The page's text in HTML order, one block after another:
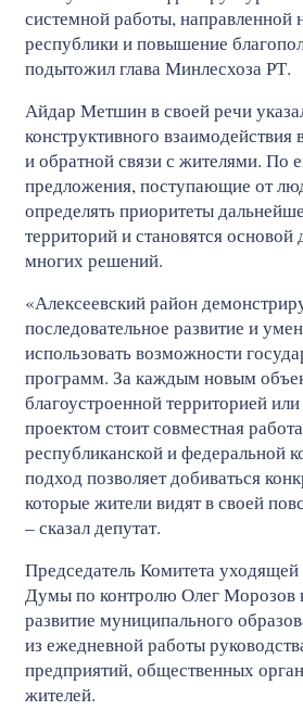
системной работы, направленной
республики и повышение
подытожил глава Минлесхоза РТ.
Айдар Метшин в своей речи
конструктивного взаимодействия
и обратной связи с жителями. По
предложения, поступающие от
определять приоритеты
территорий и становятся основой
многих решений.
«Алексеевский район
последовательное развитие и
использовать возможности
программ. За каждым новым
благоустроенной территорией
проектом стоит совместная
республиканской и федеральной
подход позволяет добиваться
которые жители видят в своей
– сказал депутат.
Председатель Комитета уходящей
Думы по контролю Олег Морозов
развитие муниципального
из ежедневной работы
предприятий, общественных
жителей.